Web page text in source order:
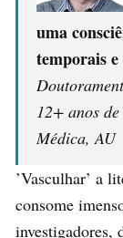
uma
temporais
12+ anos
Médica, AU
’Vasculhar’ a
consome
investigadores,